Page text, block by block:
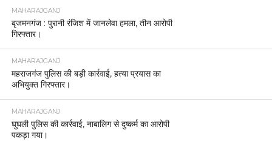
MAHARAJGANJ
बृजमनगंज : पुरानी रंजिश में जानलेवा हमला, तीन आरोपी
गिरफ्तार।
MAHARAJGANJ
महराजगंज पुलिस की बड़ी कार्रवाई, हत्या प्रयास का
अभियुक्त गिरफ्तार।
MAHARAJGANJ
घुघली पुलिस की कार्रवाई, नाबालिग से दुष्कर्म का आरोपी
पकड़ा गया।